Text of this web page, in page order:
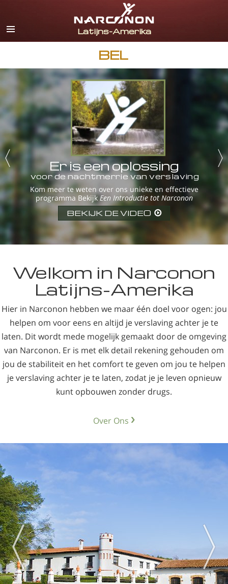
Italiaanse
Nederlands
Kroatisch
Alle regio’s/talen
BEL
Er is een oplossing
voor de nachtmerrie van verslaving
Kom meer te weten over ons unieke en effectieve
programma BekijkEen Introductie tot Narconon
BEKIJK DE VIDEO
Welkom in Narconon
Latijns-Amerika
Hier in Narconon hebben we maar één doel voor ogen: jou
helpen om voor eens en altijd je verslaving achter je te
laten. Dit wordt mede mogelijk gemaakt door de omgeving
van Narconon. Er is met elk detail rekening gehouden om
jou de stabiliteit en het comfort te geven om jou te helpen
je verslaving achter je te laten, zodat je je leven opnieuw
kunt opbouwen zonder drugs.
Over Ons